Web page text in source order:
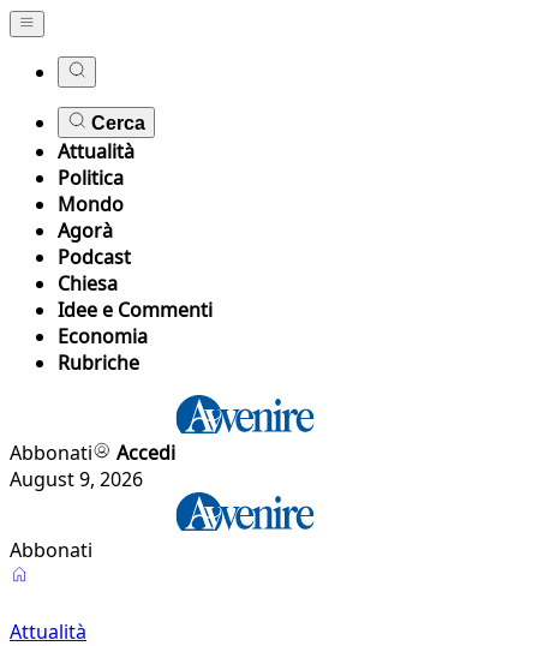
Cerca
Attualità
Politica
Mondo
Agorà
Podcast
Chiesa
Idee e Commenti
Economia
Rubriche
Abbonati
Accedi
August 9, 2026
Abbonati
Attualità